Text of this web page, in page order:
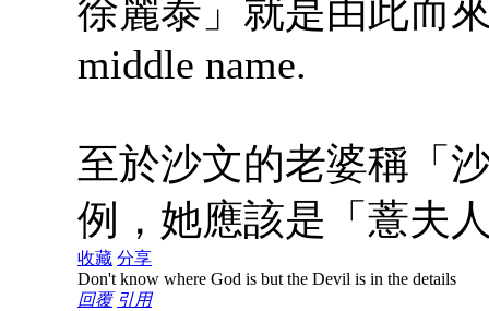
徐麗泰」就是由此而
middle name.
至於沙文的老婆稱「
例，她應該是「薏夫
收藏 分享
Don't know where God is but the Devil is in the details
回覆 引用